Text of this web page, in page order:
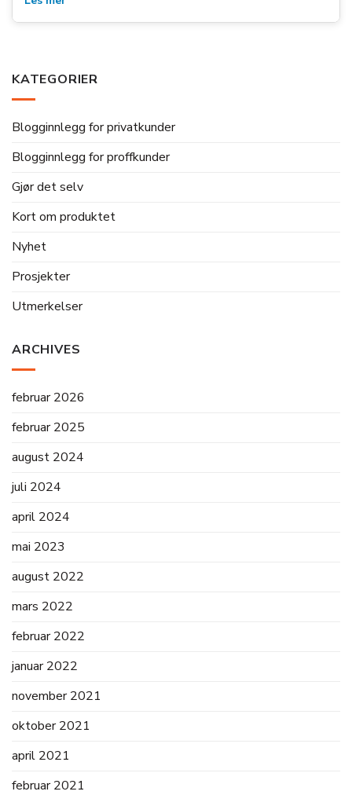
KATEGORIER
Blogginnlegg for privatkunder
Blogginnlegg for proffkunder
Gjør det selv
Kort om produktet
Nyhet
Prosjekter
Utmerkelser
ARCHIVES
februar 2026
februar 2025
august 2024
juli 2024
april 2024
mai 2023
august 2022
mars 2022
februar 2022
januar 2022
november 2021
oktober 2021
april 2021
februar 2021